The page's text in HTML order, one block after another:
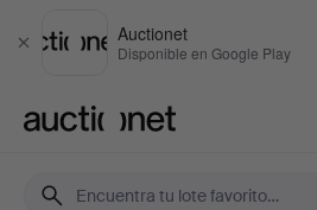
Cerrar
Auctionet
Disponible en Google Play